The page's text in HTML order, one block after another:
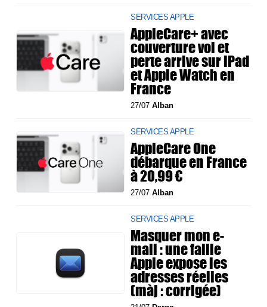
SERVICES APPLE
AppleCare+ avec
couverture vol et
perte arrive sur iPad
et Apple Watch en
France
27/07Alban
SERVICES APPLE
AppleCare One
débarque en France
à 20,99 €
27/07Alban
SERVICES APPLE
Masquer mon e-
mail : une faille
Apple expose les
adresses réelles
(màj : corrigée)